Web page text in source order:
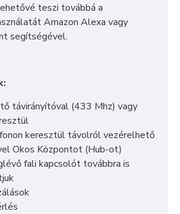
teszi továbbá a
Amazon Alexa vagy
segítségével.
távirányítóval (433 Mhz) vagy
keresztül távolról vezérelhető
Okos Központot (Hub-ot)
fali kapcsolót továbbra is